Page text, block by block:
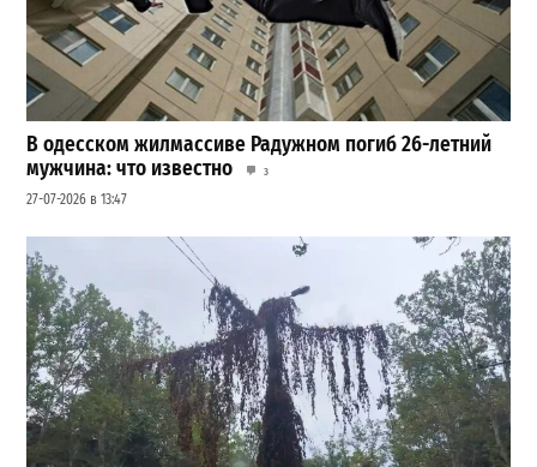
В одесском жилмассиве Радужном погиб 26-летний
мужчина: что известно
3
27-07-2026 в 13:47